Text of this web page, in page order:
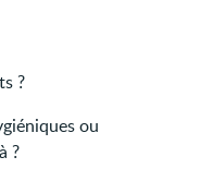
?
ou
?